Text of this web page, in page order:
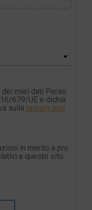
dei miei dati Perso
679/UE e dichia
sulla privacy poli
in merito a pro
a questo sito.